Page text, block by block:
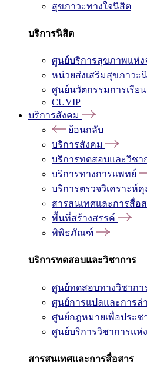
สุขภาวะทางใจนิสิต
บริการนิสิต
ศูนย์บริการสุขภาพแห่ง
หน่วยส่งเสริมสุขภาวะ
ศูนย์นวัตกรรมการเรียน
CUVIP
บริการสังคม
ย้อนกลับ
บริการสังคม
บริการทดสอบและวิชา
บริการทางการแพทย์
บริการตรวจวิเคราะห์
สารสนเทศและการสื่อ
พื้นที่สร้างสรรค์
พิพิธภัณฑ์
บริการทดสอบและวิชาการ
ศูนย์ทดสอบทางวิชากา
ศูนย์การแปลและการล่
ศูนย์กฎหมายเพื่อประช
ศูนย์บริการวิชาการแ
สารสนเทศและการสื่อสาร